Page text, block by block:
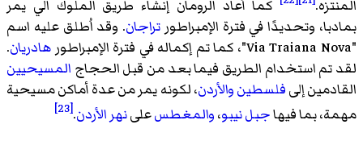
المنتزه.
كما أعاد الرومان إنشاء طريق الملوك الي يمر
بمادبا، وتحديدًا في فترة الإمبراطور تراجان. وقد اُطلق عليه اسم
"Via Traiana Nova"، كما تم إكماله في فترة الإمبراطور
هادريان.
لقد تم استخدام الطريق فيما بعد من قبل الحجاج المسيحيين
القادمين إلىفلسطينوالأردن، لكونه يمر من عدة أماكن مسيحية
مهمة، بما فيهاجبل نيبو،والمغطسعلىنهر الأردن.
[23]